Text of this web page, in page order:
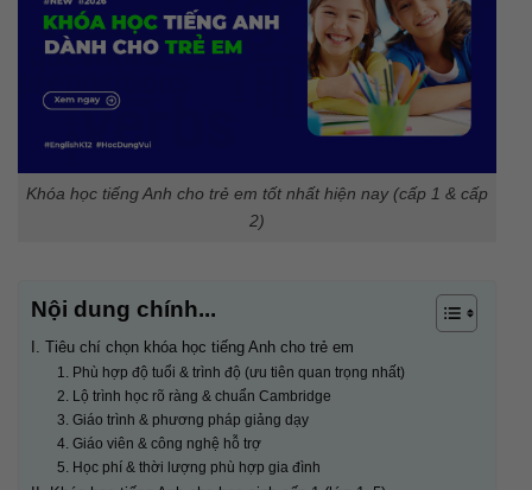
Khóa học tiếng Anh cho trẻ em tốt nhất hiện nay (cấp 1 & cấp
2)
Nội dung chính...
I. Tiêu chí chọn khóa học tiếng Anh cho trẻ em
1. Phù hợp độ tuổi & trình độ (ưu tiên quan trọng nhất)
2. Lộ trình học rõ ràng & chuẩn Cambridge
3. Giáo trình & phương pháp giảng dạy
4. Giáo viên & công nghệ hỗ trợ
5. Học phí & thời lượng phù hợp gia đình